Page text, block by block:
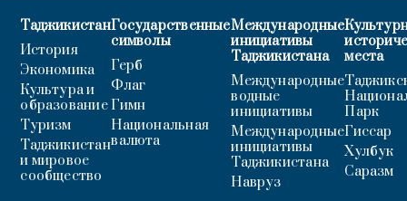
Таджикистан
История
Экономика
Культура и
образование
Туризм
Таджикистан
и мировое
сообщество
Государственные
символы
Герб
Флаг
Гимн
Национальная
валюта
Международные
инициативы
Таджикистана
Международные
водные
инициативы
Международные
инициативы
Таджикистана
Навруз
места
Парк
Гиссар
Хулбук
Саразм